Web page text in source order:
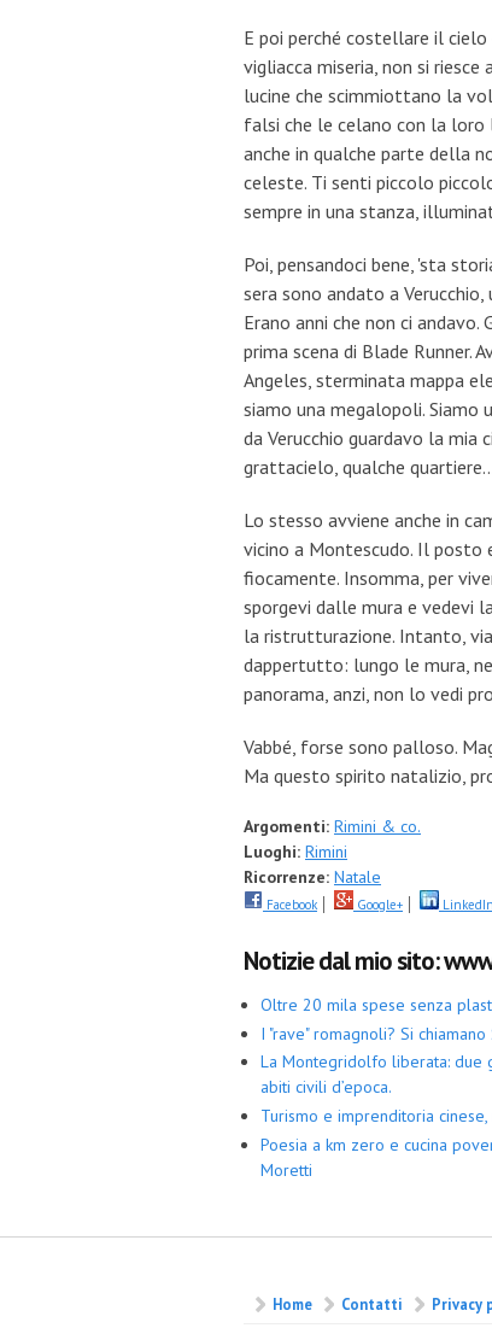
E poi perché costellare il
vigliacca miseria, non si
lucine che scimmiottano la
falsi che le celano con la loro
anche in qualche parte della
celeste. Ti senti piccolo
sempre in una stanza,
Poi, pensandoci bene, 'sta
sera sono andato a
Erano anni che non ci
prima scena di Blade Runner.
Angeles, sterminata mappa
siamo una megalopoli. Siamo
da Verucchio guardavo la
grattacielo, qualche
Lo stesso avviene anche in
vicino a Montescudo. Il posto
fiocamente. Insomma, per
sporgevi dalle mura e vedevi
la ristrutturazione. Intanto,
dappertutto: lungo le mura,
panorama, anzi, non lo vedi
Vabbé, forse sono palloso.
Ma questo spirito natalizio,
Argomenti: Rimini & co.
Luoghi: Rimini
Ricorrenze: Natale
Facebook Google+ LinkedIn
Notizie dal mio sito:
Oltre 20 mila spese senza
I "rave" romagnoli? Si chiamano
La Montegridolfo liberata: due
abiti civili d’epoca.
Turismo e imprenditoria
Poesia a km zero e cucina
Moretti
Home Contatti Privacy